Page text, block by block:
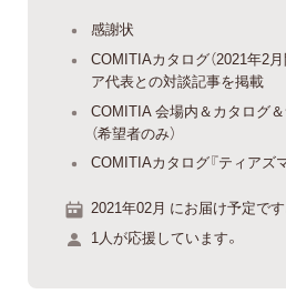
感謝状
COMITIAカタログ（2021年2
ア代表との対談記事を掲載
COMITIA 会場内＆カタログ
（希望者のみ）
COMITIAカタログ『ティアズ
2021年02月 にお届け予定です
1人が応援しています。